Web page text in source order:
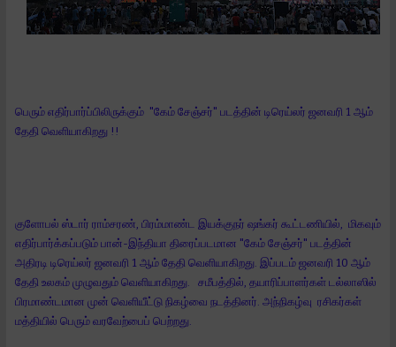
பெரும் எதிர்பார்ப்பிலிருக்கும் "கேம் சேஞ்சர்" படத்தின் டிரெய்லர் ஜனவரி 1 ஆம்
தேதி வெளியாகிறது !!
குளோபல் ஸ்டார் ராம்சரண், பிரம்மாண்ட இயக்குநர் ஷங்கர் கூட்டணியில், மிகவும்
எதிர்பார்க்கப்படும் பான்-இந்தியா திரைப்படமான "கேம் சேஞ்சர்" படத்தின்
அதிரடி டிரெய்லர் ஜனவரி 1 ஆம் தேதி வெளியாகிறது. இப்படம் ஜனவரி 10 ஆம்
தேதி உலகம் முழுவதும் வெளியாகிறது. சமீபத்தில், தயாரிப்பாளர்கள் டல்லாஸில்
பிரமாண்டமான முன் வெளியீட்டு நிகழ்வை நடத்தினர். அந்நிகழ்வு ரசிகர்கள்
மத்தியில் பெரும் வரவேற்பைப் பெற்றது.